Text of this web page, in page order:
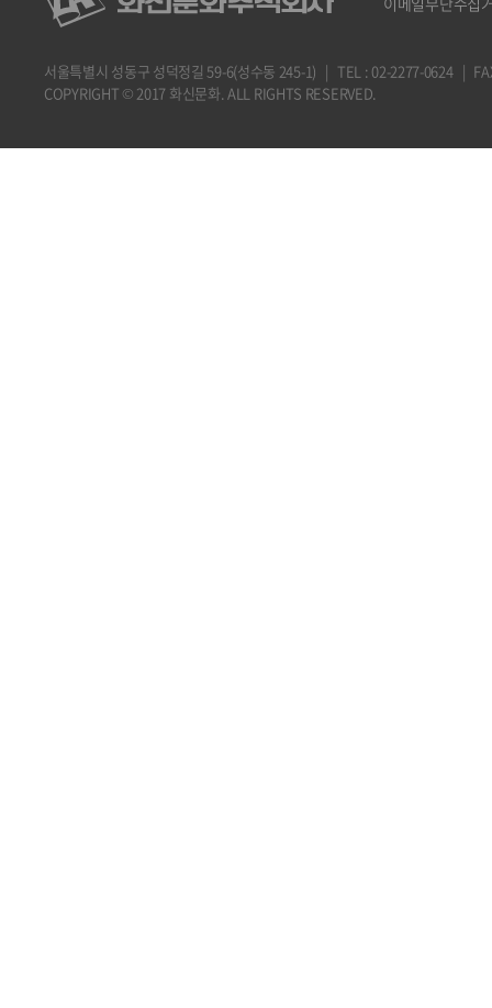
서울특별시 성동구 성덕정길 59-6(성수동 245-1) | TEL : 02-2277-0624
COPYRIGHT © 2017 화신문화. ALL RIGHTS RESERVED.